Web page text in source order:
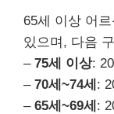
65세 이상 어
있으며, 다음
– 75세 이상:
– 70세~74세 :
– 65세~69세 :